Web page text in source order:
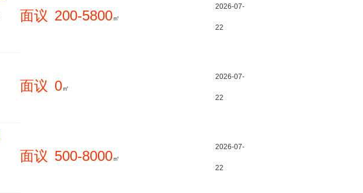
面议 200-5800㎡
2026-07-
22
面议 0㎡
2026-07-
22
面议 500-8000㎡
2026-07-
22